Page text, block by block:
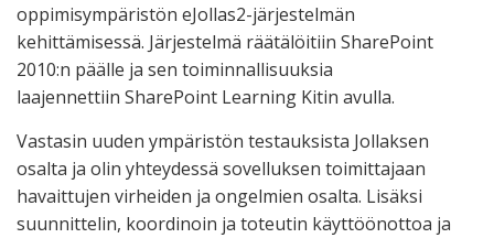
oppimisympäristön eJollas2-järjestelmän
kehittämisessä. Järjestelmä räätälöitiin SharePoint
2010:n päälle ja sen toiminnallisuuksia
laajennettiin SharePoint Learning Kitin avulla.
Vastasin uuden ympäristön testauksista Jollaksen
osalta ja olin yhteydessä sovelluksen toimittajaan
havaittujen virheiden ja ongelmien osalta. Lisäksi
suunnittelin, koordinoin ja toteutin käyttöönottoa ja